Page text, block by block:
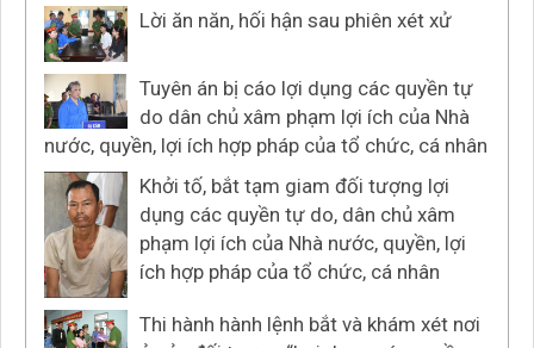
Lời ăn năn, hối hận sau phiên xét xử
Tuyên án bị cáo lợi dụng các quyền tự
do dân chủ xâm phạm lợi ích của Nhà
nước, quyền, lợi ích hợp pháp của tổ chức, cá nhân
Khởi tố, bắt tạm giam đối tượng lợi
dụng các quyền tự do, dân chủ xâm
phạm lợi ích của Nhà nước, quyền, lợi
ích hợp pháp của tổ chức, cá nhân
Thi hành hành lệnh bắt và khám xét nơi